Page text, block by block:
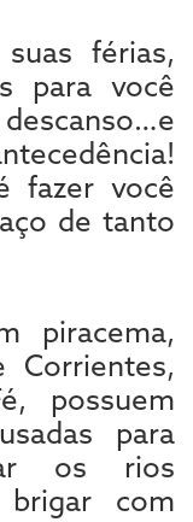
férias,
para você
descanso…e
fazer você
de tanto
piracema,
Corrientes,
possuem
para
os rios
brigar com